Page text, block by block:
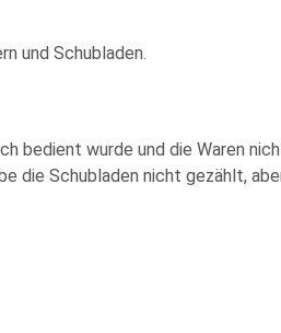
und Schubladen.
bedient wurde und die Waren
Schubladen nicht gezählt,